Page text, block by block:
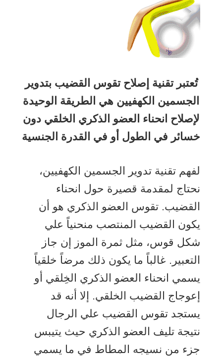
تُعتبر تقنية إصلاح تقوس القضيب بتدوير
الجسمين الكهفيين هي الطريقة الوحيدة
لإصلاح انحناء العضو الذكري الخلقي دون
خسائر في الطول أو في القدرة الجنسية
لفهم تقنية تدوير الجسمين الكهفيين،
نحتاج لمقدمة قصيرة حول انحناء
القضيب. تقوس العضو الذكري هو أن
يكون القضيب المنتصب منحنياً علي
شكل قوس، مثل ثمرة الموز إن جاز
التعبير. غالباً ما يكون ذلك مرضاً خلقياً
يسمي انحناء العضو الذكري الخِلقي أو
إعوجاج القضيب الخلقي. إلا أنه قد
يستجد تقوس القضيب علي الرجال
نتيجة تليف العضو الذكري حيث يتيبس
جزء من نسيجه المطاط في ما يسمي